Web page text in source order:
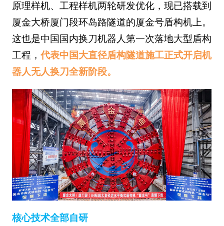
原理样机、工程样机两轮研发优化，现已搭载到
厦金大桥厦门段环岛路隧道的厦金号盾构机上。
这也是中国国内换刀机器人第一次落地大型盾构
工程，代表中国大直径盾构隧道施工正式开启机
器人无人换刀全新阶段。
核心技术全部自研